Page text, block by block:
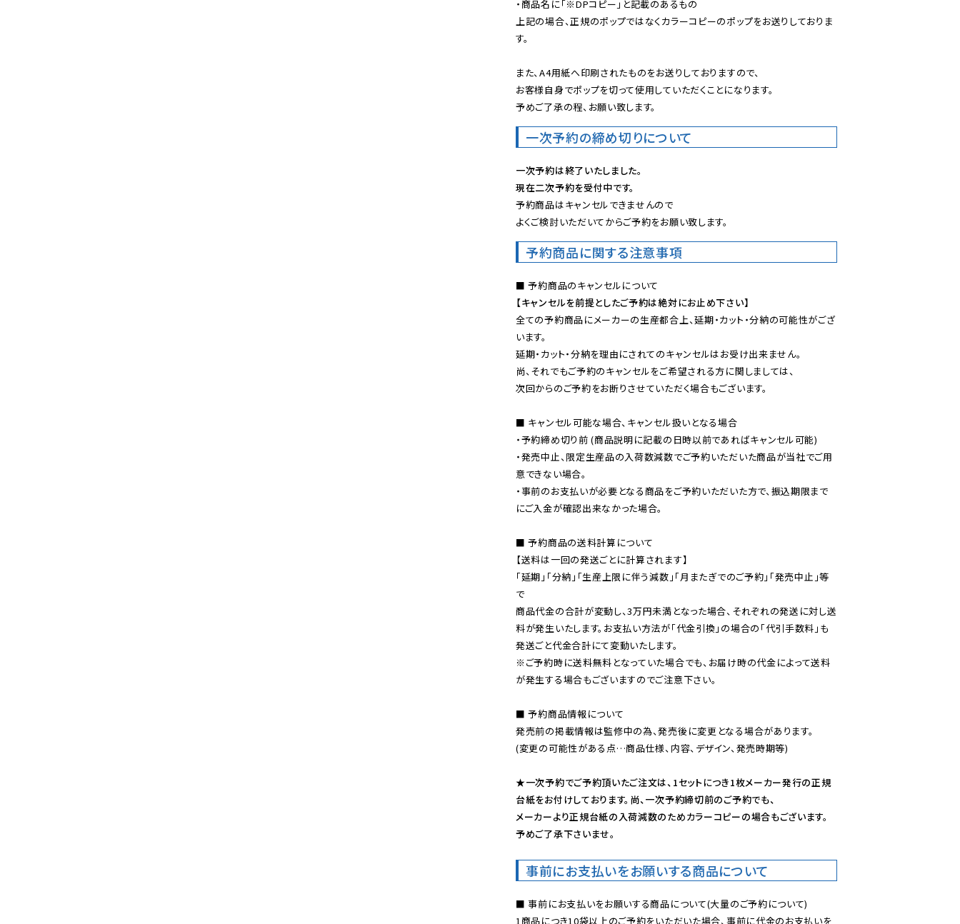
・商品名に「※DPコピー」と記載のあるもの
上記の場合、正規のポップではなくカラーコピーのポップをお送りしておりま
す。
また、A4用紙へ印刷されたものをお送りしておりますので、
お客様自身でポップを切って使用していただくことになります。
予めご了承の程、お願い致します。
一次予約の締め切りについて
一次予約は終了いたしました。
現在二次予約を受付中です。
予約商品はキャンセルできませんので
よくご検討いただいてからご予約をお願い致します。
予約商品に関する注意事項
【キャンセルを前提としたご予約は絶対にお止め下さい】
全ての予約商品にメーカーの生産都合上、延期・カット・分納の可能性がござ
います。
延期・カット・分納を理由にされてのキャンセルはお受け出来ません。
尚、それでもご予約のキャンセルをご希望される方に関しましては、
次回からのご予約をお断りさせていただく場合もございます。
■ キャンセル可能な場合、キャンセル扱いとなる場合
・予約締め切り前 (商品説明に記載の日時以前であればキャンセル可能)
・発売中止、限定生産品の入荷数減数でご予約いただいた商品が当社でご用
意できない場合。
・事前のお支払いが必要となる商品をご予約いただいた方で、振込期限まで
にご入金が確認出来なかった場合。
■ 予約商品の送料計算について
【送料は一回の発送ごとに計算されます】
「延期」「分納」「生産上限に伴う減数」「月またぎでのご予約」「発売中止」等
で
商品代金の合計が変動し、3万円未満となった場合、それぞれの発送に対し送
料が発生いたします。お支払い方法が「代金引換」の場合の「代引手数料」も
※ご予約時に送料無料となっていた場合でも、お届け時の代金によって送料
が発生する場合もございますのでご注意下さい。
■ 予約商品情報について
発売前の掲載情報は監修中の為、発売後に変更となる場合があります。
(変更の可能性がある点…商品仕様、内容、デザイン、発売時期等)
★一次予約でご予約頂いたご注文は、1セットにつき1枚メーカー発行の正規
台紙をお付けしております。尚、一次予約締切前のご予約でも、
メーカーより正規台紙の入荷減数のためカラーコピーの場合もございます。
予めご了承下さいませ。
事前にお支払いをお願いする商品について
■ 事前にお支払いをお願いする商品について(大量のご予約について)
1商品につき10袋以上のご予約をいただいた場合、事前に代金のお支払いを